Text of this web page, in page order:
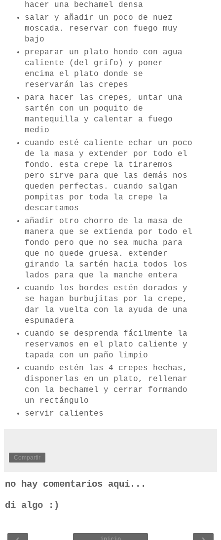
hacer una bechamel densa
salar y añadir un poco de nuez
moscada. reservar con fuego muy
bajo
preparar un plato hondo con agua
caliente (del grifo) y poner
encima el plato donde se
reservarán las crepes
para hacer las crepes, untar una
sartén con un poquito de
mantequilla y calentar a fuego
medio
cuando esté caliente echar un poco
de la masa y extender por todo el
fondo. esta crepe la tiraremos
pero sirve para que las demás nos
queden perfectas. cuando salgan
pompitas por toda la crepe la
descartamos
añadir otro chorro de la masa de
manera que se extienda por todo el
fondo pero que no sea mucha para
que no quede gruesa. extender
girando la sartén hacia todos los
lados para que la manche entera
cuando los bordes estén dorados y
se hagan burbujitas por la crepe,
dar la vuelta con la ayuda de una
espumadera
cuando se desprenda fácilmente la
reservamos en el plato caliente y
tapada con un paño limpio
cuando estén las 4 crepes hechas,
disponerlas en un plato, rellenar
con la bechamel y cerrar formando
un rectángulo
servir calientes
Compartir
no hay comentarios aquí...
di algo :)